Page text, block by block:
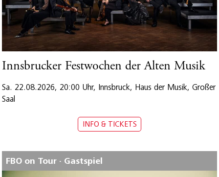
Innsbrucker Festwochen der Alten Musik
Sa. 22.08.2026, 20:00 Uhr, Innsbruck, Haus der Musik, Großer
Saal
INFO & TICKETS
FBO on Tour · Gastspiel